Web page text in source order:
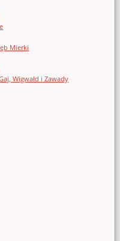
Mierki
Wigwałd i Zawady